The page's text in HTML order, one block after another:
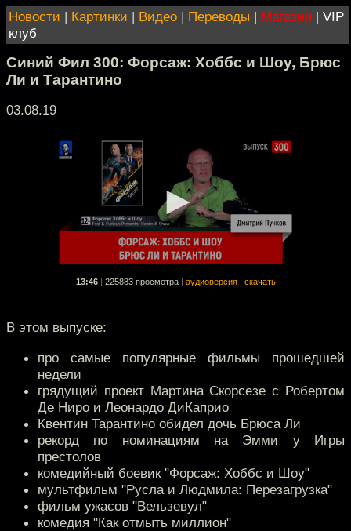
Новости | Картинки | Видео | Переводы | Магазин | VIP
клуб
Синий Фил 300: Форсаж: Хоббс и Шоу, Брюс
Ли и Тарантино
03.08.19
13:46 225883 просмотра аудиоверсия скачать
В этом выпуске:
про самые популярные фильмы прошедшей
недели
грядущий проект Мартина Скорсезе с Робертом
Де Ниро и Леонардо ДиКаприо
Квентин Тарантино обидел дочь Брюса Ли
рекорд по номинациям на Эмми у Игры
престолов
комедийный боевик "Форсаж: Хоббс и Шоу"
мультфильм "Русла и Людмила: Перезагрузка"
фильм ужасов "Вельзевул"
комедия "Как отмыть миллион"